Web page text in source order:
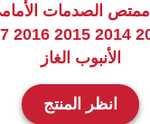
3090208 ممتص الصدمات
الأنبوب الغاز
انظر المنتج